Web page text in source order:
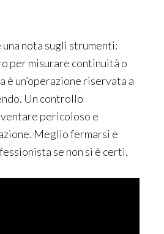
nota sugli strumenti:
per misurare continuità o
è un’operazione riservata a
Un controllo
pericoloso e
Meglio fermarsi e
se non si è certi.